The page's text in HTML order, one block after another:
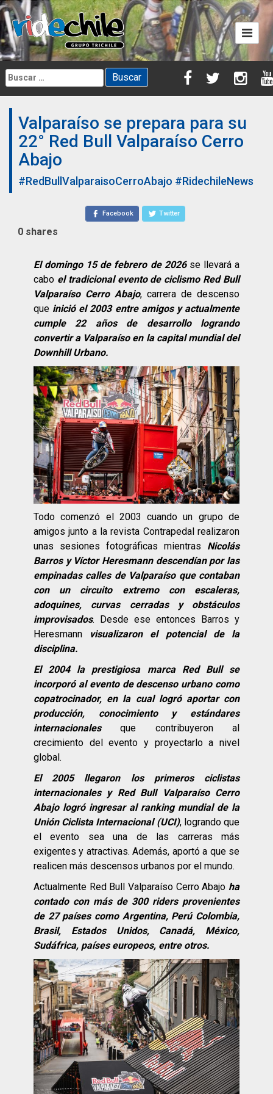
Skip
to
content
Buscar:
Valparaíso se prepara para su
22° Red Bull Valparaíso Cerro
Abajo
#RedBullValparaisoCerroAbajo #RidechileNews
Facebook Twitter
0 shares
El domingo 15 de febrero de 2026se llevará a
cabo el tradicional evento de ciclismo Red Bull
Valparaíso Cerro Abajo, carrera de descenso
que inició el 2003 entre amigos y actualmente
cumple 22 años de desarrollo logrando
convertir a Valparaíso en la capital mundial del
Downhill Urbano.
Todo comenzó el 2003 cuando un grupo de
amigos junto a la revista Contrapedal realizaron
unas sesiones fotográficas mientras Nicolás
Barros y Víctor Heresmann descendían por las
empinadas calles de Valparaíso que contaban
con un circuito extremo con escaleras,
adoquines, curvas cerradas y obstáculos
improvisados. Desde ese entonces Barros y
Heresmann visualizaron el potencial de la
disciplina.
El 2004 la prestigiosa marca Red Bull se
incorporó al evento de descenso urbano como
copatrocinador, en la cual logró aportar con
producción, conocimiento y estándares
internacionalesque contribuyeron al
crecimiento del evento y proyectarlo a nivel
global.
El 2005 llegaron los primeros ciclistas
internacionales y Red Bull Valparaíso Cerro
Abajo logró ingresar al ranking mundial de la
Unión Ciclista Internacional (UCI), logrando que
el evento sea una de las carreras más
exigentes y atractivas. Además, aportó a que se
realicen más descensos urbanos por el mundo.
Actualmente Red Bull Valparaíso Cerro Abajo ha
contado con más de 300 riders provenientes
de 27 países como Argentina, Perú Colombia,
Brasil, Estados Unidos, Canadá, México,
Sudáfrica, países europeos, entre otros.